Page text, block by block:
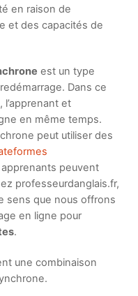
en raison de
et des capacités de
est un type
Dans ce
l’apprenant et
en même temps.
peut utiliser des
apprenants peuvent
professeurdanglais.fr,
sens que nous offrons
en ligne pour
.
une combinaison